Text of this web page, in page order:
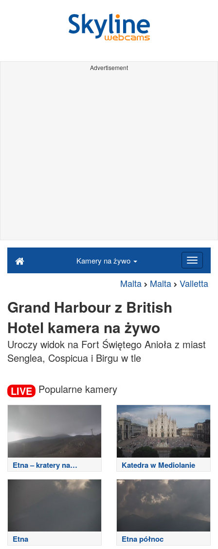
Advertisement
Kamery na żywo
Malta Malta Valletta
Grand Harbour z British
Hotel kamera na żywo
Uroczy widok na Fort Świętego Anioła z miast
Senglea, Cospicua i Birgu w tle
LIVE Popularne kamery
Etna – kratery na
szczycie
Katedra w Mediolanie
Etna Etna północ